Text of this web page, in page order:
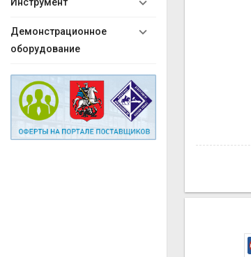
Демонстрационное
оборудование